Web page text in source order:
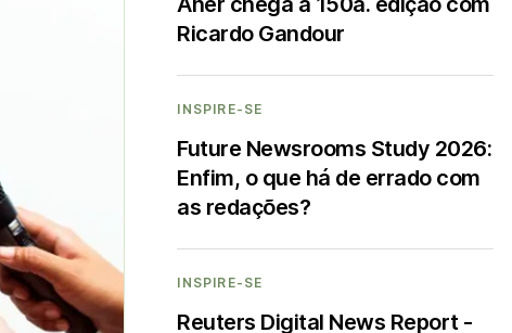
Ricardo Gandour
INSPIRE-SE
Future Newsrooms Study 2026:
Enfim, o que há de errado com
as redações?
INSPIRE-SE
Reuters Digital News Report -